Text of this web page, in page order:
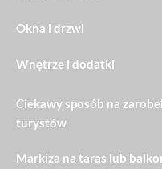
Okna i drzwi
Wnętrze i dodatki
Ciekawy sposób na
turystów
Markiza na taras lub